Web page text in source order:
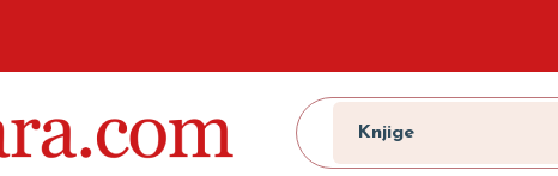
Knjige